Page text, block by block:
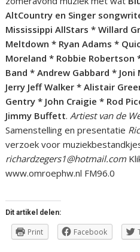
AltCountry en Singer
Mississippi AllStars * Willard
Meltdown * Ryan Adams *
Moreland * Robbie Robertson
Band * Andrew Gabbard *
Jerry Jeff Walker * Alistair
Gentry * John Craigie * Rod
Jimmy Buffett.Artiest van de
Samenstelling en presentatie
verzoek voor
richardzegers1@hotmail.com
www.omroephw.nl FM96.0
Dit artikel delen:
Print Facebook